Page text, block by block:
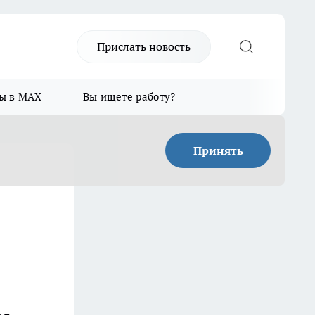
Прислать новость
в MAX Вы ищете работу?
Принять